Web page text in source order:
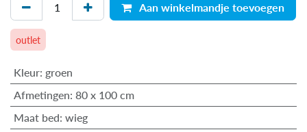
Aan winkelmandje toevoegen
outlet
Kleur: groen
Afmetingen: 80 x 100 cm
Maat bed: wieg